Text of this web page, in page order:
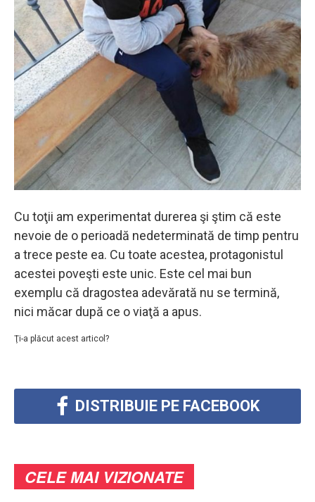
Cu toţii am experimentat durerea şi ştim că este
nevoie de o perioadă nedeterminată de timp pentru
a trece peste ea. Cu toate acestea, protagonistul
acestei poveşti este unic. Este cel mai bun
exemplu că dragostea adevărată nu se termină,
nici măcar după ce o viaţă a apus.
Ţi-a plăcut acest articol?
DISTRIBUIE PE FACEBOOK
CELE MAI VIZIONATE